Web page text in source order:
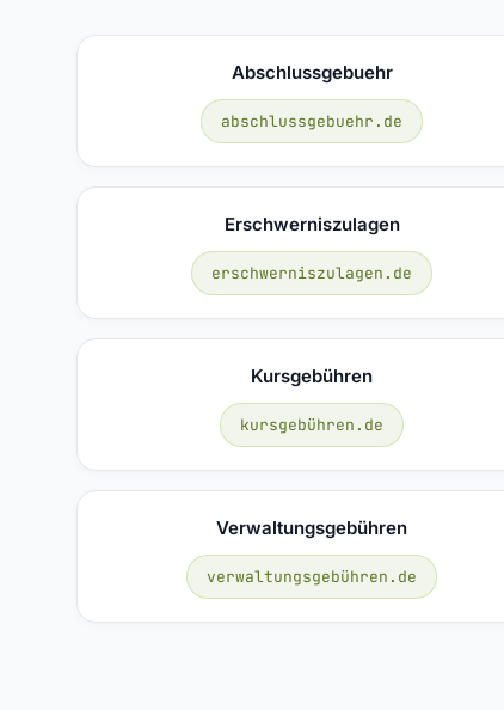
Abschlussgebuehr
abschlussgebuehr.de
Erschwerniszulagen
erschwerniszulagen.de
Kursgebühren
kursgebühren.de
Verwaltungsgebühren
verwaltungsgebühren.de